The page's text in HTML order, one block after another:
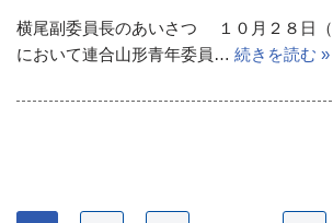
横尾副委員長のあいさつ １０月２８日
において連合山形青年委員… 続きを読む »